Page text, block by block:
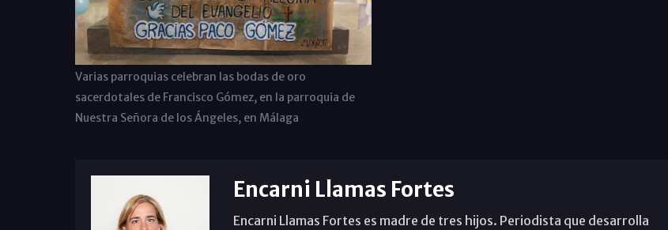
Varias parroquias celebran las bodas de oro
sacerdotales de Francisco Gómez, en la parroquia de
Nuestra Señora de los Ángeles, en Málaga
Encarni Llamas Fortes
Encarni Llamas Fortes es madre de tres hijos. Periodista que desarrolla